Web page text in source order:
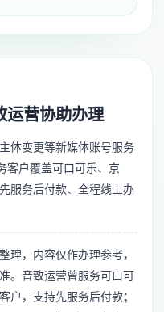
运营协助办理
体变更等新媒体账号服务
客户覆盖可口可乐、京
服务后付款、全程线上办
理，内容仅作办理参考，
。音致运营曾服务可口可
户，支持先服务后付款；